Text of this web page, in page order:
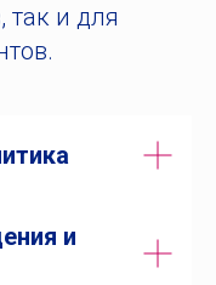
так и для
и